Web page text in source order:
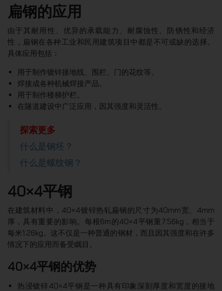
扁钢的应用
由于其耐用性、优异的承载能力、耐腐蚀性、防锈性和经济
性，扁钢在各种工业和民用建筑项目中都是不可或缺的选择。
具体应用包括：
用于制作镀锌接地线、围栏、门的花纹等。
焊接成各种机械焊接产品。
用于制作楼梯护栏。
在隧道建设中广泛应用，因其强度和灵活性。
探索更多
什么是钢坯？
什么是螺纹钢？
40×4平钢
在建筑材料中，40×4镀锌热轧扁钢的尺寸为40mm宽、4mm
厚，具有重要的影响。每根6m的40×4平钢重7.56kg，相当于
每米1.26kg。这不仅是一种普通的钢材，而且因其强度和在许多
情况下的应用而备受瞩目。
40×4平钢的优势
热浸镀锌40×4平钢是一种具有印象深刻厚度和宽度的接地